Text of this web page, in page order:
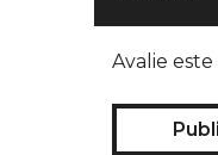
Avalie